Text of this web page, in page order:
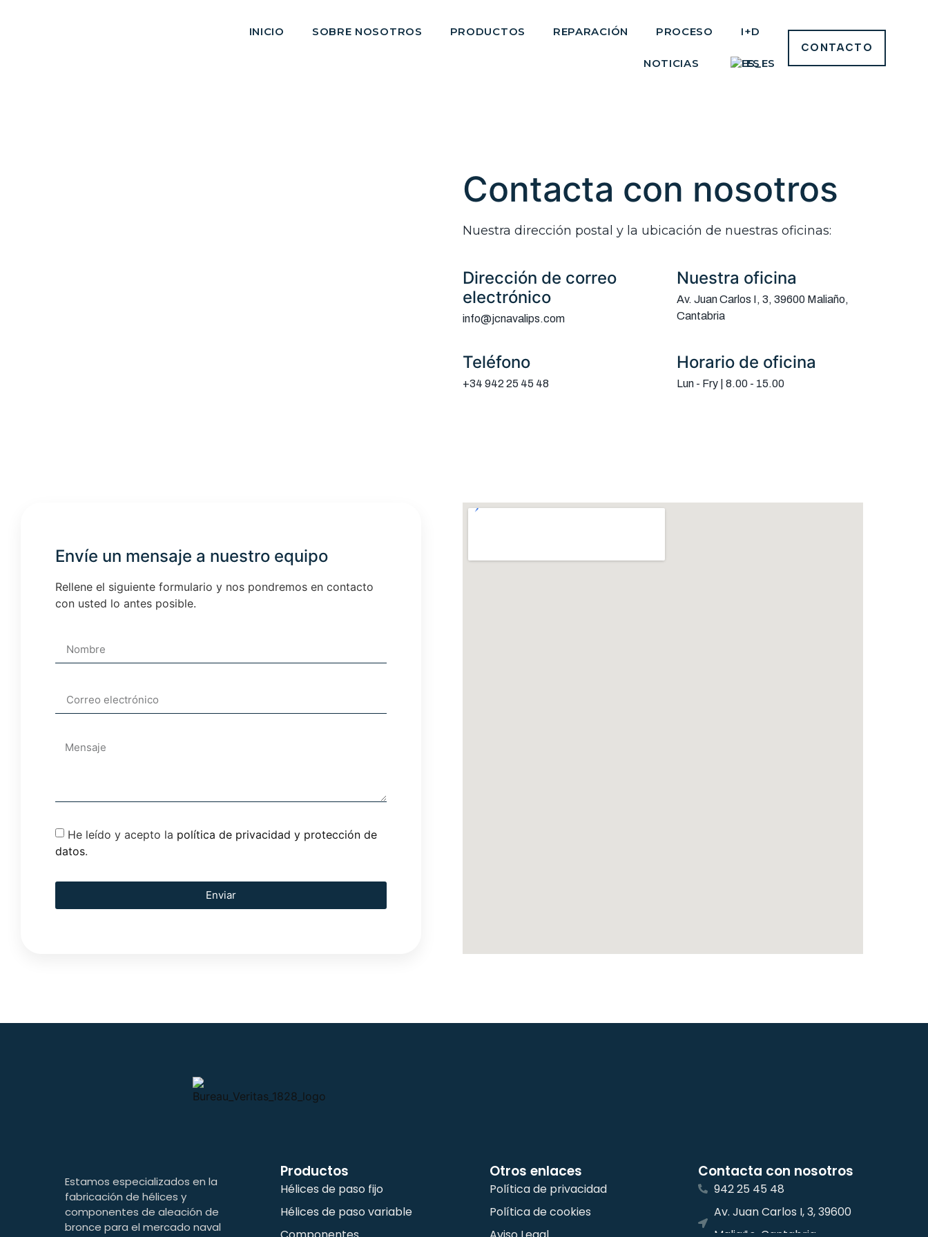
INICIO SOBRE NOSOTROS PRODUCTOS REPARACIÓN PROCESO I+D
NOTICIAS ES
CONTACTO
Contacta con nosotros
Nuestra dirección postal y la ubicación de nuestras oficinas:
Dirección de correo
electrónico
info@jcnavalips.com
Nuestra oficina
Av. Juan Carlos I, 3, 39600 Maliaño,
Cantabria
Teléfono
+34 942 25 45 48
Horario de oficina
Lun - Fry | 8.00 - 15.00
Envíe un mensaje a nuestro equipo
Rellene el siguiente formulario y nos pondremos en contacto
con usted lo antes posible.
He leído y acepto la política de privacidad y protección de
datos.
Enviar
Estamos especializados en la
fabricación de hélices y
componentes de aleación de
bronce para el mercado naval
Productos
Hélices de paso fijo
Hélices de paso variable
Otros enlaces
Política de privacidad
Política de cookies
Contacta con nosotros
942 25 45 48
Av. Juan Carlos I, 3, 39600